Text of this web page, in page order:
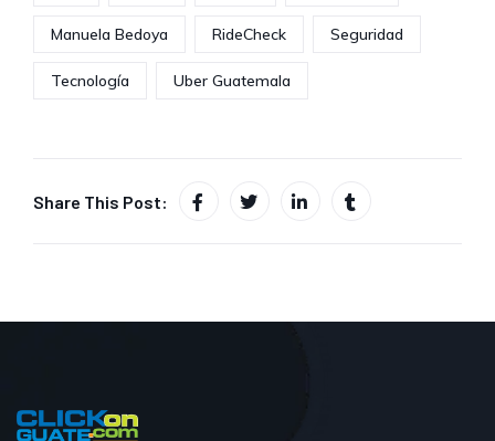
Manuela Bedoya RideCheck Seguridad
Tecnología Uber Guatemala
Share This Post: